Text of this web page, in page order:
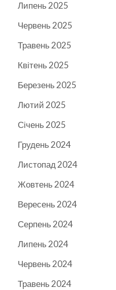
Липень 2025
Червень 2025
Травень 2025
Квітень 2025
Березень 2025
Лютий 2025
Січень 2025
Грудень 2024
Листопад 2024
Жовтень 2024
Вересень 2024
Серпень 2024
Липень 2024
Червень 2024
Травень 2024